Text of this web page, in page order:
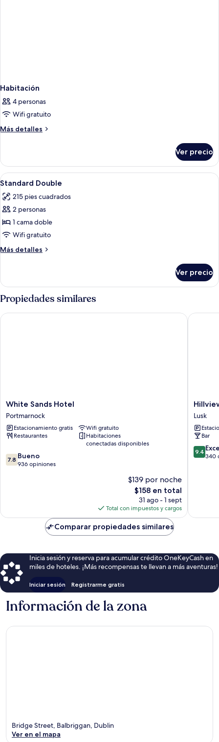
Habitación
4 personas
Wifi gratuito
Más detalles
Más
Ver precio
Abrir
todas
las
fotos
de
Standard
Double
Habitación de hotel con una cama
1
Standard Double
215 pies cuadrados
2 personas
1 cama doble
Wifi gratuito
Más detalles
Más
Double
Ver precio
Propiedades similares
White
Sands
Hotel
Portmarnock
White Sands Hotel
Portmarnock
Estacionamiento gratis
Wifi gratuito
Restaurantes
Habitaciones
conectadas disponibles
7.8
de
7.8 Bueno
936 opiniones
$139 por noche
El
precio
actual
es
de
$158
$158 en total
31 ago - 1 sept
Total con impuestos y cargos
White Sands Hotel
Hillview
House
Lusk
Lusk
Bar
9.4
de
9.4
340
Hillview
Comparar propiedades similares
Inicia sesión y reserva para acumular crédito OneKeyCash en
miles de hoteles. ¡Más recompensas te llevan a más aventuras!
Iniciar sesión Registrarme gratis
Información de la zona
Bridge Street, Balbriggan, Dublin
Ver en el mapa